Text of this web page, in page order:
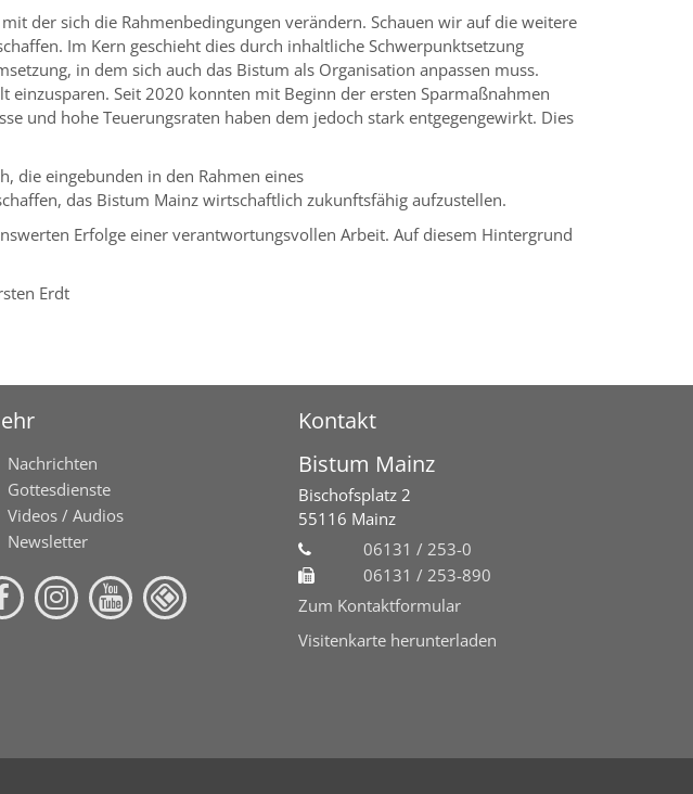
der sich die Rahmenbedingungen verändern. Schauen wir auf die weitere
Im Kern geschieht dies durch inhaltliche Schwerpunktsetzung
in dem sich auch das Bistum als Organisation anpassen muss.
Seit 2020 konnten mit Beginn der ersten Sparmaßnahmen
und hohe Teuerungsraten haben dem jedoch stark entgegengewirkt. Dies
die eingebunden in den Rahmen eines
das Bistum Mainz wirtschaftlich zukunftsfähig aufzustellen.
Erfolge einer verantwortungsvollen Arbeit. Auf diesem Hintergrund
Erdt
Kontakt
Nachrichten
Gottesdienste
Videos / Audios
Newsletter
Bistum Mainz
Bischofsplatz 2
55116 Mainz
06131 / 253-0
06131 / 253-890
Zum Kontaktformular
Visitenkarte herunterladen